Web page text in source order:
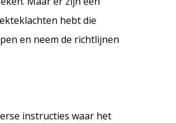
hebt die
en neem de richtlijnen
instructies waar het